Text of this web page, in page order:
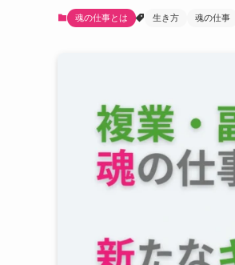
魂の仕事とは 生き方 魂の仕事